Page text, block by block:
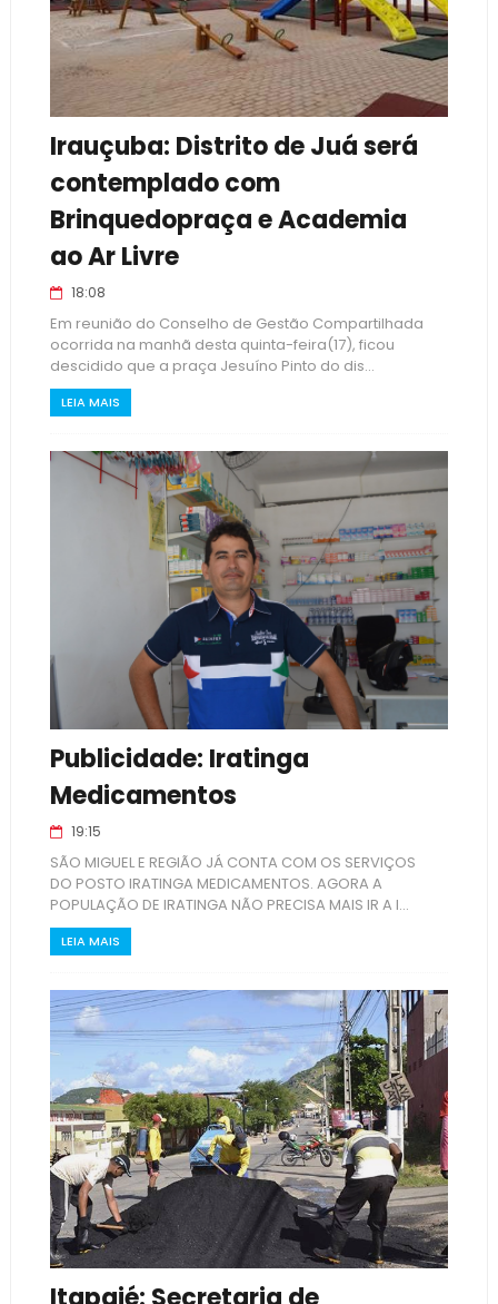
Irauçuba: Distrito de Juá será
contemplado com
Brinquedopraça e Academia
ao Ar Livre
18:08
Em reunião do Conselho de Gestão Compartilhada
ocorrida na manhã desta quinta-feira(17), ficou
descidido que a praça Jesuíno Pinto do dis...
LEIA MAIS
Publicidade: Iratinga
Medicamentos
19:15
SÃO MIGUEL E REGIÃO JÁ CONTA COM OS SERVIÇOS
DO POSTO IRATINGA MEDICAMENTOS. AGORA A
POPULAÇÃO DE IRATINGA NÃO PRECISA MAIS IR A I...
LEIA MAIS